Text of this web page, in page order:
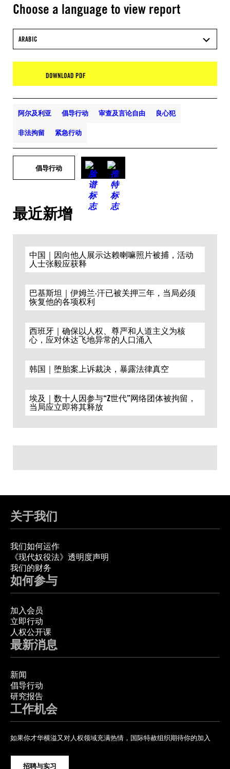
Choose a language to view report
ARABIC
DOWNLOAD PDF
阿尔及利亚 倡导行动 审查及言论自由 良心犯
非法拘留 紧急行动
倡导行动
最近新增
中国｜因向他人展示达赖喇嘛照片被捕，活动
人士张毅应获释
巴基斯坦｜伊姆兰·汗已被关押三年，当局必须
恢复他的各项权利
西班牙｜确保以人权、尊严和人道主义为核
心，应对休达飞地异常的人口涌入
韩国｜堕胎案上诉裁决，暴露法律真空
埃及｜数十人因参与“Z世代”网络团体被拘留，
当局应立即将其释放
关于我们
我们如何运作
《现代奴役法》透明度声明
我们的财务
如何参与
加入会员
立即行动
人权公开课
最新消息
新闻
倡导行动
研究报告
工作机会
如果你才华横溢又对人权领域充满热情，国际特赦组织期待你的加入
招聘与实习